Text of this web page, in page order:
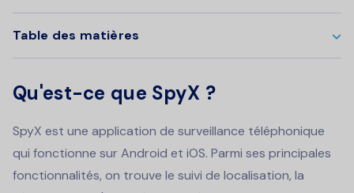
Table des matières
Qu'est-ce que SpyX ?
SpyX est une application de surveillance téléphonique
qui fonctionne sur Android et iOS. Parmi ses principales
fonctionnalités, on trouve le suivi de localisation, la